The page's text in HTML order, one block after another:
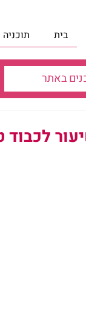
בית תוכניה
לכבוד